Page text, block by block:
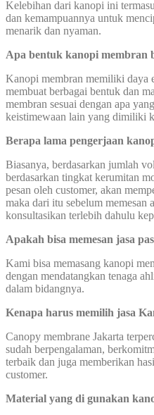
Kelebihan dari kanopi ini
dan kemampuannya untuk
menarik dan nyaman.
Apa bentuk kanopi membran
Kanopi membran memiliki daya
membuat berbagai bentuk dan
membran sesuai dengan apa
keistimewaan lain yang dimiliki
Berapa lama pengerjaan
Biasanya, berdasarkan jumlah
berdasarkan tingkat kerumitan
pesan oleh customer, akan
maka dari itu sebelum memesan
konsultasikan terlebih dahulu
Apakah bisa memesan jasa
Kami bisa memasang kanopi
dengan mendatangkan tenaga
dalam bidangnya.
Kenapa harus memilih jasa
Canopy membrane Jakarta
sudah berpengalaman,
terbaik dan juga memberikan
customer.
Material yang di gunakan